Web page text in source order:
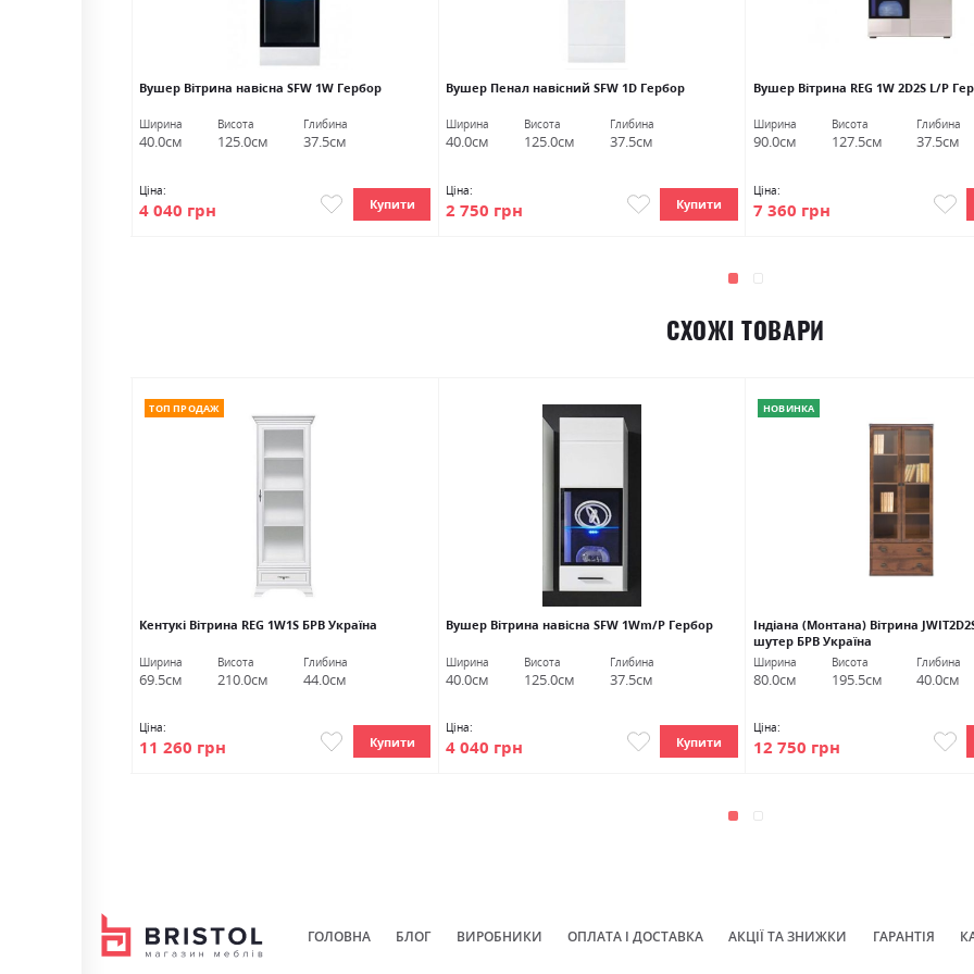
Вушер Вітрина навісна SFW 1W Гербор
Ширина
40.0см
Висота
125.0см
Глибина
37.5см
Ціна:
4 040 грн Купити
Вушер Пенал навісний SFW 1D Гербор
Ширина
40.0см
Висота
125.0см
Глибина
37.5см
Ціна:
2 750 грн Купити
Вушер Вітрина REG 1W 2D2S L/P
Ширина
90.0см
Висота
127.5см
Глибина
37.5см
Ціна:
7 360 грн
СХОЖІ ТОВАРИ
ТОП ПРОДАЖ
Кентукі Вітрина REG 1W1S БРВ Україна
Ширина
69.5см
Висота
210.0см
Глибина
44.0см
Ціна:
11 260 грн Купити
Вушер Вітрина навісна SFW 1Wm/P Гербор
Ширина
40.0см
Висота
125.0см
Глибина
37.5см
Ціна:
4 040 грн Купити
НОВИНКА
Індіана (Монтана) Вітрина
шутер БРВ Україна
Ширина
80.0см
Висота
195.5см
Глибина
40.0см
Ціна:
12 750 грн
ГОЛОВНА БЛОГ ВИРОБНИКИ ОПЛАТА І ДОСТАВКА АКЦІЇ ТА ЗНИЖКИ ГАРАНТІЯ